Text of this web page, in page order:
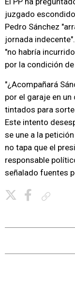
juzgado
Pedro Sánchez
jornada
"no habría
por la condición
"¿Acompañará
por el garaje en
tintados para
Este intento
se une a la
no tapa que el
responsable
señalado fuentes